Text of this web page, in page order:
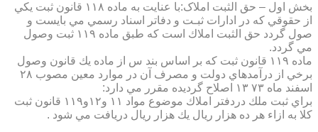
بخش اول – حق الثبت املاک:با عنايت به ماده ۱۱۸ قانون ثبت يكي
از حقوقي كه در ادارات ثبـت و دفاتر اسناد رسمي مي بايست و
صول گردد حق الثبت املاك است كه طبق ماده ۱۱۹ ثبت وصول
مي گردد.
ماده ۱۱۹ قانون ثبت كه بر اساس بند س از ماده يك قانون وصول
برخي از درآمدهاي دولت و مصرف آن در موارد معين مصوب ۲۸
اسفند ماه ۷۳ ۱۳ اصلاح گرديده مقرر مي دارد:
براي ثبت ملك دردفتر املاك موضوع مواد ۱۱ و۱۲و۱۱۹ قانون ثبت
كلا به ازاء هر ده هزار ريال يك هزار ريال دريافت مي شود .